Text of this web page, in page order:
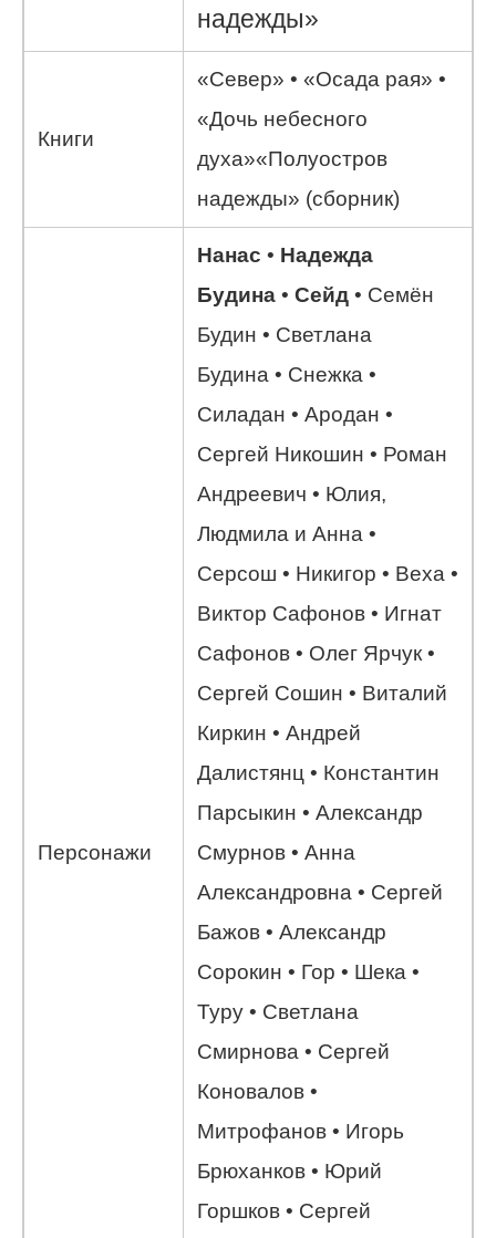
надежды»
Книги
«Север» • «Осада рая» •
«Дочь небесного
духа»«Полуостров
надежды» (сборник)
Персонажи
Нанас • Надежда
Будина • Сейд • Семён
Будин • Светлана
Будина • Снежка •
Силадан • Ародан •
Сергей Никошин • Роман
Андреевич • Юлия,
Людмила и Анна •
Серсош • Никигор • Веха •
Виктор Сафонов • Игнат
Сафонов • Олег Ярчук •
Сергей Сошин • Виталий
Киркин • Андрей
Далистянц • Константин
Парсыкин • Александр
Смурнов • Анна
Александровна • Сергей
Бажов • Александр
Сорокин • Гор • Шека •
Туру • Светлана
Смирнова • Сергей
Коновалов •
Митрофанов • Игорь
Брюханков • Юрий
Горшков • Сергей